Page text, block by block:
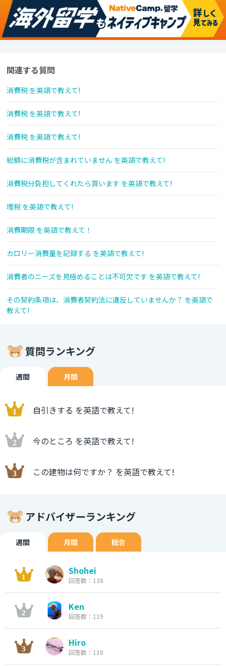
関連する質問
消費税 を英語で教えて!
消費税 を英語で教えて!
消費税 を英語で教えて!
総額に消費税が含まれていません を英語で教えて!
消費税分負担してくれたら買います を英語で教えて!
増税 を英語で教えて!
消費期限 を英語で教えて！
カロリー消費量を記録する を英語で教えて!
消費者のニーズを見極めることは不可欠です を英語で教えて!
その契約条項は、消費者契約法に違反していませんか？ を英語で
教えて!
質問ランキング
週間 月間
自引きする を英語で教えて!
今のところ を英語で教えて!
この建物は何ですか？ を英語で教えて!
アドバイザーランキング
週間 月間 総合
Shohei
回答数：138
Ken
回答数：119
Hiro
回答数：110